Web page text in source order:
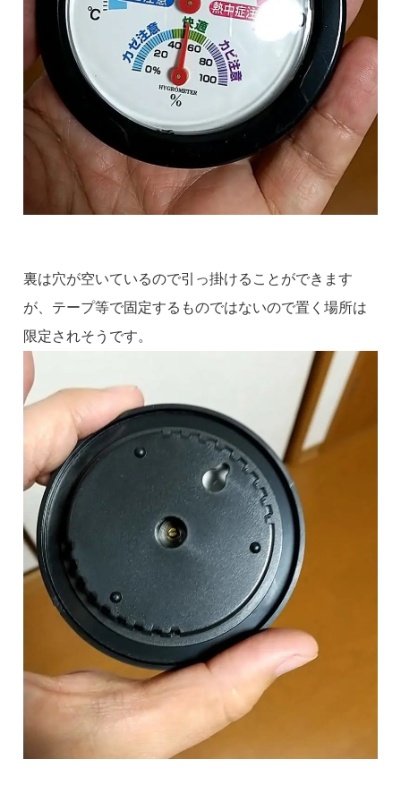
裏は穴が空いているので引っ掛けることができます
が、テープ等で固定するものではないので置く場所は
限定されそうです。